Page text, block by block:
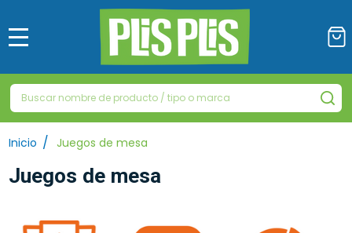
Buscar
Inicio / Juegos de mesa
Juegos de mesa